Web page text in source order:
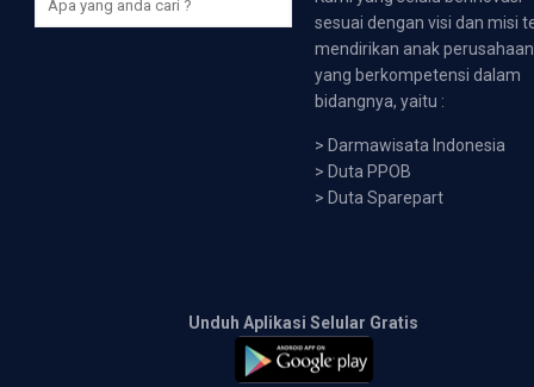
sesuai dengan visi dan misi
mendirikan anak perusahaan
yang berkompetensi dalam
bidangnya, yaitu :
> Darmawisata Indonesia
> Duta PPOB
> Duta Sparepart
Unduh Aplikasi Selular Gratis